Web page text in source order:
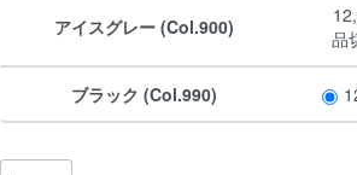
アイスグレー (Col.900)
品
ブラック (Col.990)